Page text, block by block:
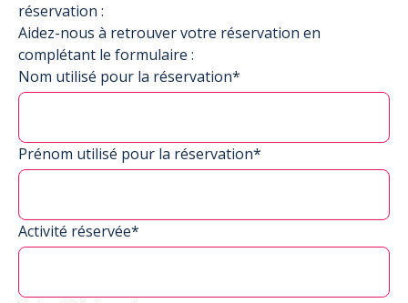
réservation :
Aidez-nous à retrouver votre réservation en
complétant le formulaire :
Nom utilisé pour la réservation*
Prénom utilisé pour la réservation*
Activité réservée*